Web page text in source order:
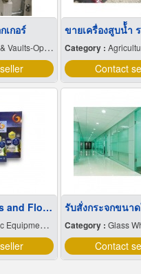
เกอร์
Opening & Repairing
ขายเครื่องสูบน้้ำ
Category : Agricultural
Contact
LED Spotlights and Floodlights in Pattaya, Chonburi: Illuminate Every Space
Wholesale & Manufacturers Category : Glass
Contact